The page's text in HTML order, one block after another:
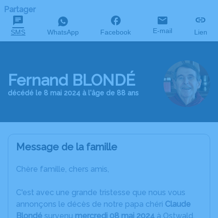
Partager
SMS WhatsApp Facebook E-mail Lien
Fernand BLONDÉ
décédé le 8 mai 2024 à l'âge de 88 ans
Message de la famille
Chère famille, chers amis,
C'est avec une grande tristesse que nous vous
annonçons le décès de notre papa chéri Claude
Blondé survenu mercredi 08 mai 2024 à Ostwald.